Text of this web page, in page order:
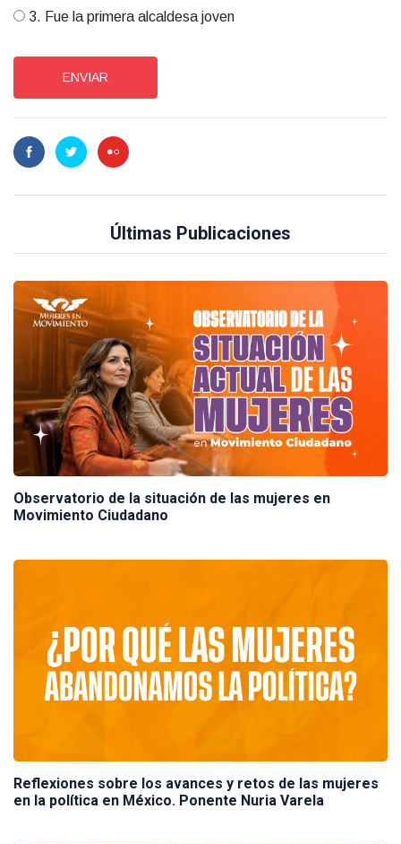
3. Fue la primera alcaldesa joven
ENVIAR
Últimas Publicaciones
Observatorio de la situación de las mujeres en
Movimiento Ciudadano
Reflexiones sobre los avances y retos de las mujeres
en la política en México. Ponente Nuria Varela